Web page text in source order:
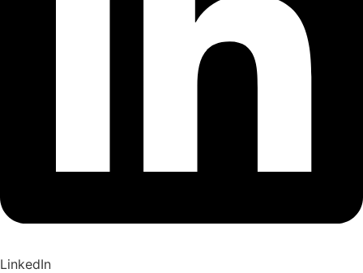
LinkedIn